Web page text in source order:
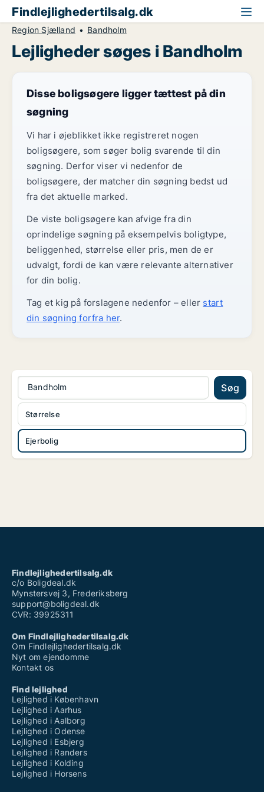
Findlejlighedertilsalg.dk
Region Sjælland Bandholm
Lejligheder søges i Bandholm
Disse boligsøgere ligger tættest på din
søgning
Vi har i øjeblikket ikke registreret nogen
boligsøgere, som søger bolig svarende til din
søgning. Derfor viser vi nedenfor de
boligsøgere, der matcher din søgning bedst ud
fra det aktuelle marked.
De viste boligsøgere kan afvige fra din
oprindelige søgning på eksempelvis boligtype,
beliggenhed, størrelse eller pris, men de er
udvalgt, fordi de kan være relevante alternativer
for din bolig.
Tag et kig på forslagene nedenfor – eller start
din søgning forfra her.
Bandholm Søg
Ejerbolig
Størrelse
Findlejlighedertilsalg.dk
c/o Boligdeal.dk
Mynstersvej 3, Frederiksberg
support@boligdeal.dk
CVR: 39925311
Om Findlejlighedertilsalg.dk
Om Findlejlighedertilsalg.dk
Nyt om ejendomme
Kontakt os
Find lejlighed
Lejlighed i København
Lejlighed i Aarhus
Lejlighed i Aalborg
Lejlighed i Odense
Lejlighed i Esbjerg
Lejlighed i Randers
Lejlighed i Kolding
Lejlighed i Horsens